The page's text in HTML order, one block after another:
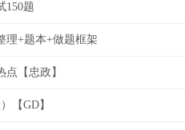
150题
理+题本+做题框架
【忠政】
【GD】